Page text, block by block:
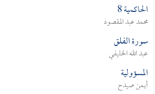
الحاكمية 8
محمد عبد المقصود
سورة الفلق
عبد الله الخليفي
المسؤولية
أيمن صيدح